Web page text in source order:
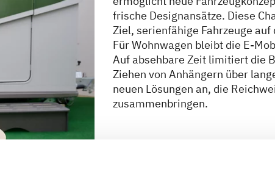
frische Designansätze. Diese
Ziel, serienfähige Fahrzeuge
Für Wohnwagen bleibt die E-
Auf absehbare Zeit limitiert die
Ziehen von Anhängern über
neuen Lösungen an, die
zusammenbringen.